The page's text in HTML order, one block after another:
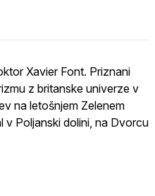
Xavier Font. Priznani
z britanske univerze v
na letošnjem Zelenem
v Poljanski dolini, na Dvorcu